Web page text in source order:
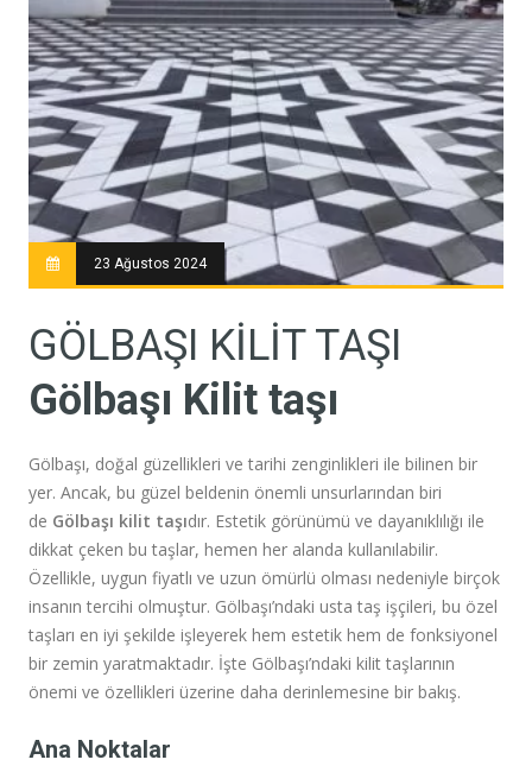
GÖLBAŞI KILIT TAŞI
23 Ağustos 2024
Gölbaşı Kilit taşı
Gölbaşı, doğal güzellikleri ve tarihi zenginlikleri ile bilinen bir
yer. Ancak, bu güzel beldenin önemli unsurlarından biri
de Gölbaşı kilit taşıdır. Estetik görünümü ve dayanıklılığı ile
dikkat çeken bu taşlar, hemen her alanda kullanılabilir.
Özellikle, uygun fiyatlı ve uzun ömürlü olması nedeniyle birçok
insanın tercihi olmuştur. Gölbaşı’ndaki usta taş işçileri, bu özel
taşları en iyi şekilde işleyerek hem estetik hem de fonksiyonel
bir zemin yaratmaktadır. İşte Gölbaşı’ndaki kilit taşlarının
önemi ve özellikleri üzerine daha derinlemesine bir bakış.
Ana Noktalar